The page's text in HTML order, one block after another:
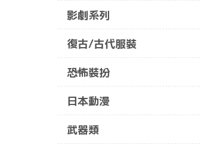
影劇系列
復古/古代服裝
恐怖裝扮
日本動漫
武器類